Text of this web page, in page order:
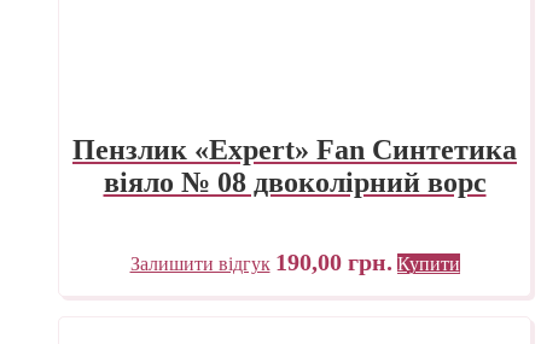
Пензлик «Expert» Fan Синтетика
віяло № 08 двоколірний ворс
Залишити відгук 190,00 грн. Купити